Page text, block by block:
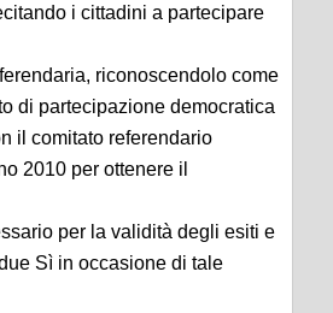
i cittadini a partecipare
riconoscendolo come
di partecipazione democratica
il comitato referendario
2010 per ottenere il
per la validità degli esiti e
Sì in occasione di tale